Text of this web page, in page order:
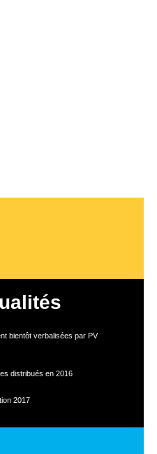
bientôt verbalisées par PV
distribués en 2016
2017